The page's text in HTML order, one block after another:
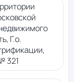
Г.о.
321